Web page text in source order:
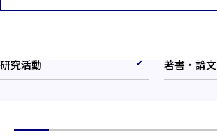
研究活動 著書・論文